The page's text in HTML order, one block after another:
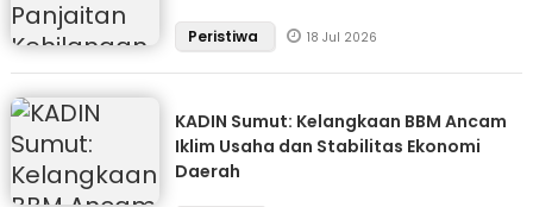
Peristiwa 18 Jul 2026
KADIN Sumut: Kelangkaan BBM Ancam
Iklim Usaha dan Stabilitas Ekonomi
Daerah